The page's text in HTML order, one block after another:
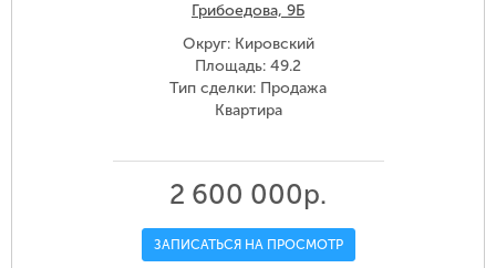
Грибоедова, 9Б
Округ: Кировский
Площадь: 49.2
Тип сделки: Продажа
Квартира
2 600 000р.
ЗАПИСАТЬСЯ НА ПРОСМОТР